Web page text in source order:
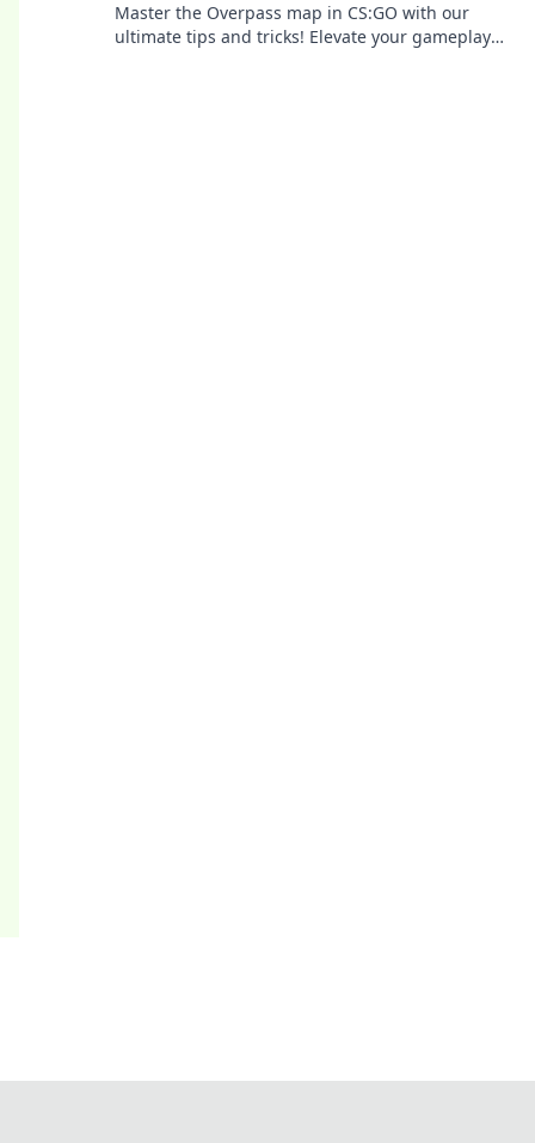
Master the Overpass map in CS:GO with our
ultimate tips and tricks! Elevate your gameplay